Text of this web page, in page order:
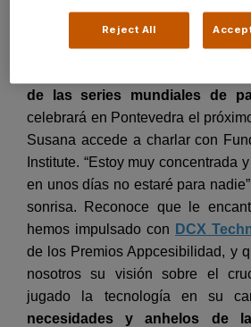
de las series mundiales de
celebrará en Pontevedra el
Susana accede a charlar con
Institute. “Estoy muy concentrada
en unos días no estaré para
sonrisa. Reconoce que le
hemos impulsado con DCX
de los Premios Appcesibilidad, y
nosotros su visión sobre el
jugado la tecnología en su
necesidades y anhelos de
Reject All